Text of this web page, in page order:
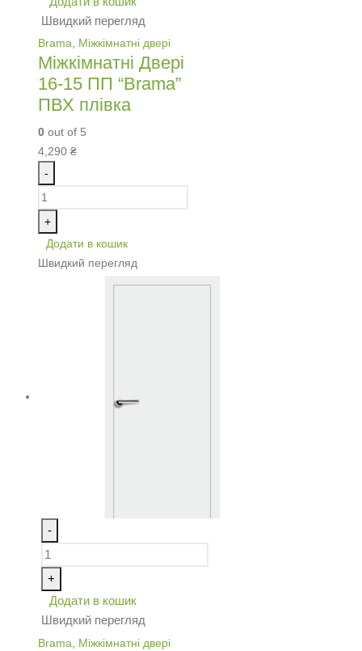
Швидкий перегляд
Brama, Міжкімнатні двері
Міжкімнатні Двері
16-15 ПП “Brama”
ПВХ плівка
0 out of 5
4,290 ₴
-
+
Додати в кошик
Швидкий перегляд
-
+
Додати в кошик
Швидкий перегляд
Brama Міжкімнатні двері